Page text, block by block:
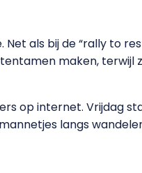
als bij de “rally to
maken, terwijl
op internet. Vrijdag
langs